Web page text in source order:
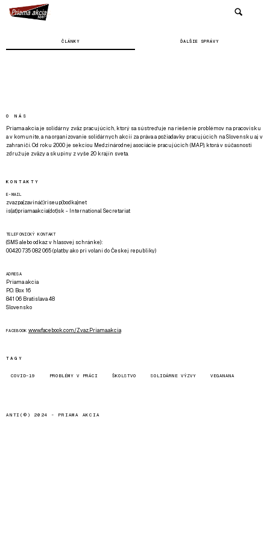
ČLÁNKY ĎALŠIE SPRÁVY
O NÁS
Priama akcia je solidárny zväz pracujúcich, ktorý sa sústreďuje na riešenie problémov na pracovisku
a v komunite, a na organizovanie solidárnych akcií za práva a požiadavky pracujúcich na Slovensku aj v
zahraničí. Od roku 2000 je sekciou Medzinárodnej asociácie pracujúcich (MAP), ktorá v súčasnosti
združuje zväzy a skupiny z vyše 20 krajín sveta.
KONTAKTY
E-MAIL
zvazpa(zavináč)riseup(bodka)net
is(at)priamaakcia(dot)sk - International Secretariat
TELEFONICKÝ KONTAKT
(SMS alebo odkaz v hlasovej schránke):
00420 735 082 065 (platby ako pri volaní do Českej republiky)
ADRESA
Priama akcia
P.O. Box 16
841 06 Bratislava 48
Slovensko
FACEBOOK www.facebook.com/Zvaz.Priama.akcia
TAGY
COVID-19 PROBLÉMY V PRÁCI ŠKOLSTVO SOLIDÁRNE VÝZVY VEGANANA
ANTI(©) 2024 - PRIAMA AKCIA